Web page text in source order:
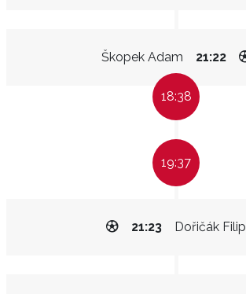
Škopek Adam 21:22
18:38
19:37
Dořičák Filip
21:23